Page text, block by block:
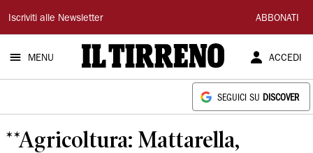
Il
Tirreno
Iscriviti alle Newsletter ABBONATI
MENU ACCEDI
SEGUICI SU DISCOVER
**Agricoltura: Mattarella,